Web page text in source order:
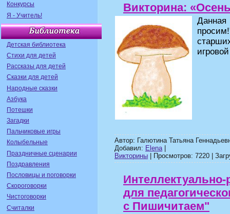
Конкурсы
Я - Учитель!
Детская библиотека
Стихи для детей
Рассказы для детей
Сказки для детей
Народные сказки
Азбука
Потешки
Загадки
Пальчиковые игры
Колыбельные
Праздничные сценарии
Поздравления
Пословицы и поговорки
Скороговорки
Чистоговорки
Считалки
Викторина:
Автор: Галютина Татьяна
Добавил: Elena|
Викторины | Просмотров: 7220 |
Интеллектуально-
для
с Пишичитаем"